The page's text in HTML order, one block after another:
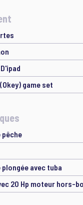
game set
pêche
avec tuba
20 Hp moteur hors-